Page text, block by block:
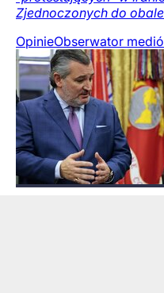
Zjednoczonych do
OpinieObserwator